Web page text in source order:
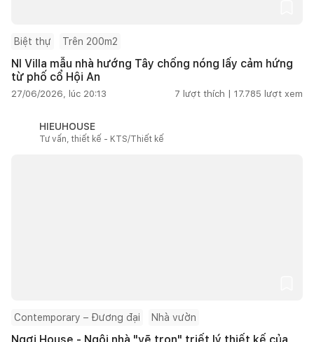
Biệt thự Trên 200m2
NI Villa mẫu nhà hướng Tây chống nóng lấy cảm hứng
từ phố cổ Hội An
27/06/2026, lúc 20:13 7 lượt thích | 17.785 lượt xem
HIEUHOUSE
Tư vấn, thiết kế - KTS/Thiết kế
Contemporary – Đương đại Nhà vườn